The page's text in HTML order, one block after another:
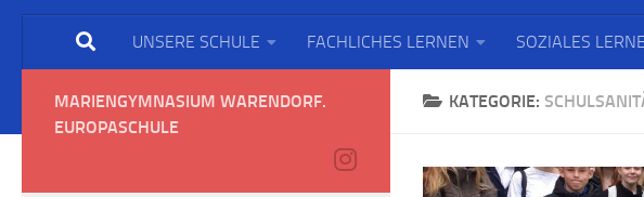
UNSERE SCHULE FACHLICHES LERNEN SOZIALES
KATEGORIE:
MARIENGYMNASIUM WARENDORF.
EUROPASCHULE